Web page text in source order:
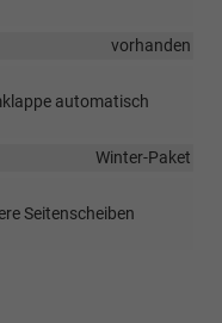
vorhanden
automatisch
Winter-Paket
Seitenscheiben